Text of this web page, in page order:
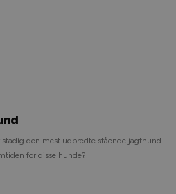
den mest udbredte stående jagthund
for disse hunde?